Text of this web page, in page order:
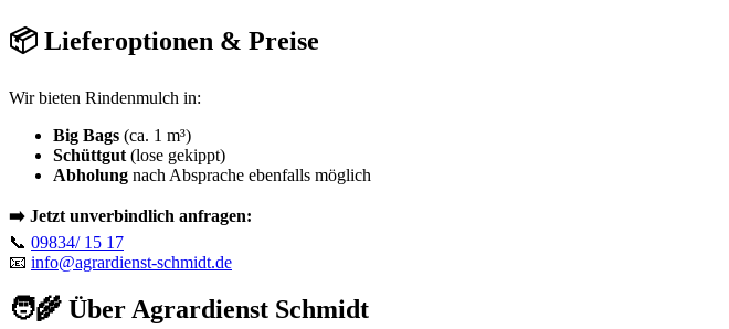
📦 Lieferoptionen & Preise
Wir bieten Rindenmulch in:
Big Bags (ca. 1 m³)
Schüttgut (lose gekippt)
Abholung nach Absprache ebenfalls möglich
➡️ Jetzt unverbindlich anfragen:
📞 09834/ 15 17
📧 info@agrardienst-schmidt.de
🧑‍🌾 Über Agrardienst Schmidt